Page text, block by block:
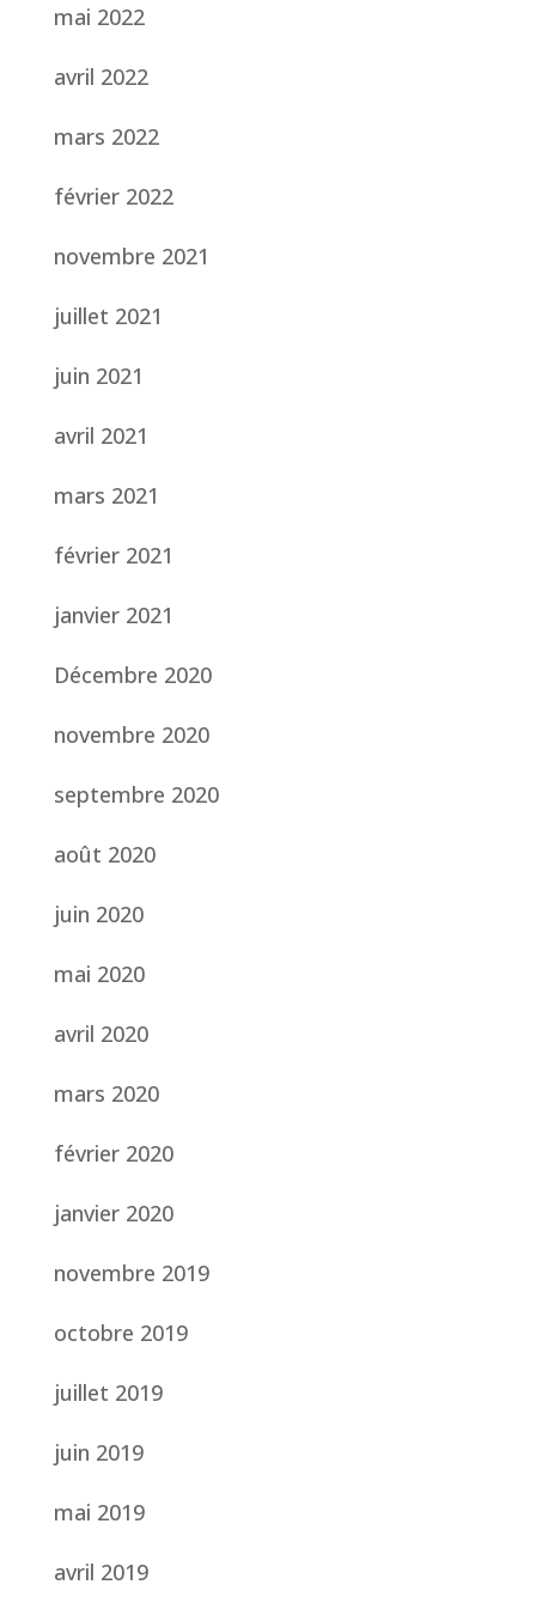
mai 2022
avril 2022
mars 2022
février 2022
novembre 2021
juillet 2021
juin 2021
avril 2021
mars 2021
février 2021
janvier 2021
Décembre 2020
novembre 2020
septembre 2020
août 2020
juin 2020
mai 2020
avril 2020
mars 2020
février 2020
janvier 2020
novembre 2019
octobre 2019
juillet 2019
juin 2019
mai 2019
avril 2019